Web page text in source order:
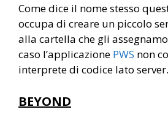
Come dice il nome stesso
occupa di creare un piccolo
alla cartella che gli
caso l’applicazione PWS non
interprete di codice lato server.
BEYOND